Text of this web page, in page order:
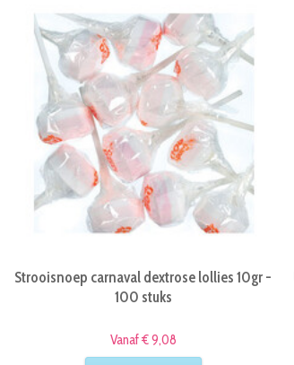
Strooisnoep carnaval dextrose lollies 10gr -
100 stuks
Vanaf € 9,08